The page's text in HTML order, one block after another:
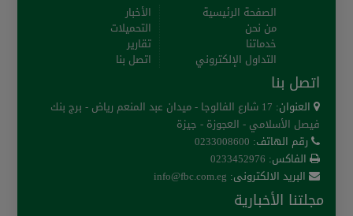
الصفحة الرئيسية
من نحن
خدماتنا
التداول الإلكتروني
الأخبار
التحميلات
تقارير
اتصل بنا
اتصل بنا
العنوان:
17 شارع الفالوجا - ميدان عبد المنعم رياض - برج بنك
فيصل الأسلامي - العجوزة - جيزة
رقم الهاتف:
الفاكس:
البريد الالكترونى: info@fbc.com.eg
مجلتنا الأخبارية